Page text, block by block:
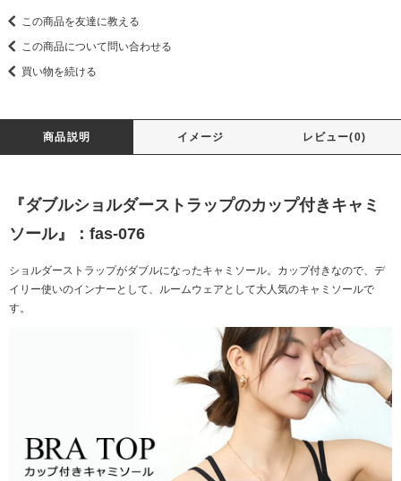
この商品を友達に教える
この商品について問い合わせる
買い物を続ける
商品説明 イメージ レビュー(0)
『ダブルショルダーストラップのカップ付きキャミ
ソール』：fas-076
ショルダーストラップがダブルになったキャミソール。カップ付きなので、デ
イリー使いのインナーとして、ルームウェアとして大人気のキャミソールで
す。